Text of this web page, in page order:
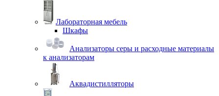
Лабораторная мебель
Шкафы
Анализаторы серы и расходные материалы
к анализаторам
Аквадистилляторы